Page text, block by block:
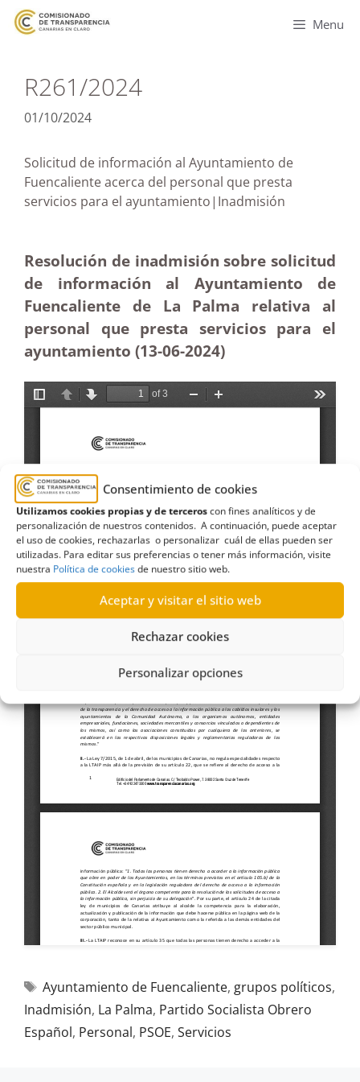
Consentimiento de cookies
Utilizamos cookies propias y de terceroscon fines analíticos y de
personalización de nuestros contenidos. A continuación, puede aceptar
el uso de cookies, rechazarlas o personalizar cuál de ellas pueden ser
utilizadas. Para editar sus preferencias o tener más información, visite
nuestra Política de cookiesde nuestro sitio web.
Aceptar y visitar el sitio web
Rechazar cookies
Personalizar opciones
Menu
R261/2024
01/10/2024
Solicitud de información al Ayuntamiento de
Fuencaliente acerca del personal que presta
servicios para el ayuntamiento|Inadmisión
Resolución de inadmisión sobre solicitud
de información al Ayuntamiento de
Fuencaliente de La Palma relativa al
personal que presta servicios para el
ayuntamiento (13-06-2024)
Ayuntamiento de Fuencaliente, grupos políticos,
Inadmisión, La Palma, Partido Socialista Obrero
Español, Personal, PSOE, Servicios